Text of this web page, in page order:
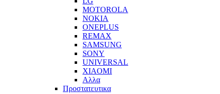
MOTOROLA
NOKIA
ONEPLUS
REMAX
SAMSUNG
SONY
UNIVERSAL
XIAOMI
Αλλα
Προστατευτικα